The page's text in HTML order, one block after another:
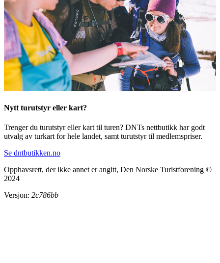
Nytt turutstyr eller kart?
Trenger du turutstyr eller kart til turen? DNTs nettbutikk har godt
utvalg av turkart for hele landet, samt turutstyr til medlemspriser.
Se dntbutikken.no
Opphavsrett, der ikke annet er angitt, Den Norske Turistforening ©
2024
Versjon: 2c786bb